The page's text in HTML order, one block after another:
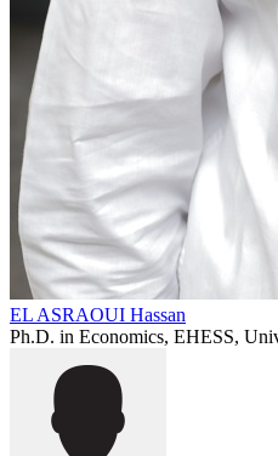
EL ASRAOUI Hassan
Ph.D. in Economics, EHESS,